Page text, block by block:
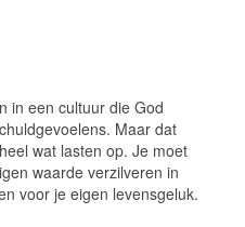
in een cultuur die God
Maar dat
wat lasten op. Je moet
waarde verzilveren in
voor je eigen levensgeluk.